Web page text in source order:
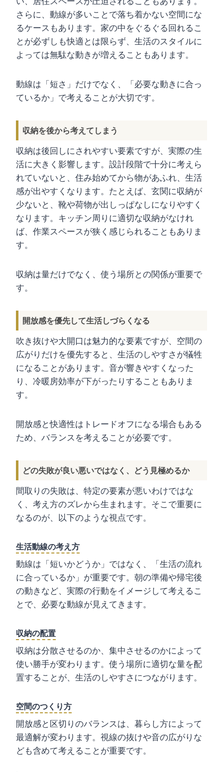
さらに、動線が多いことで落ち着かない空間にな
るケースもあります。家の中をぐるぐる回れるこ
とが必ずしも快適とは限らず、生活のスタイルに
よっては無駄な動きが増えることもあります。
動線は「短さ」だけでなく、「必要な動きに合っ
ているか」で考えることが大切です。
収納を後から考えてしまう
収納は後回しにされやすい要素ですが、実際の生
活に大きく影響します。設計段階で十分に考えら
れていないと、住み始めてから物があふれ、生活
感が出やすくなります。たとえば、玄関に収納が
少ないと、靴や荷物が出しっぱなしになりやすく
なります。キッチン周りに適切な収納がなけれ
ば、作業スペースが狭く感じられることもありま
す。
収納は量だけでなく、使う場所との関係が重要で
す。
開放感を優先して生活しづらくなる
吹き抜けや大開口は魅力的な要素ですが、空間の
広がりだけを優先すると、生活のしやすさが犠牲
になることがあります。音が響きやすくなった
り、冷暖房効率が下がったりすることもありま
す。
開放感と快適性はトレードオフになる場合もある
ため、バランスを考えることが必要です。
どの失敗が良い悪いではなく、どう見極めるか
間取りの失敗は、特定の要素が悪いわけではな
く、考え方のズレから生まれます。そこで重要に
なるのが、以下のような視点です。
生活動線の考え方
動線は「短いかどうか」ではなく、「生活の流れ
に合っているか」が重要です。朝の準備や帰宅後
の動きなど、実際の行動をイメージして考えるこ
とで、必要な動線が見えてきます。
収納の配置
収納は分散させるのか、集中させるのかによって
使い勝手が変わります。使う場所に適切な量を配
置することが、生活のしやすさにつながります。
空間のつくり方
開放感と区切りのバランスは、暮らし方によって
最適解が変わります。視線の抜けや音の広がりな
ども含めて考えることが重要です。